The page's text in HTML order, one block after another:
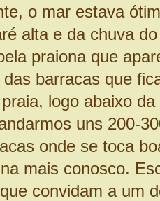
o mar estava
alta e da chuva
praiona que
barracas que
logo abaixo
uns 200-
onde se toca
mais conosco.
convidam a um